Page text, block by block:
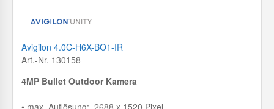
Avigilon 4.0C-H6X-BO1-IR
Art.-Nr. 130158
4MP Bullet Outdoor Kamera
• max. Auflösung: 2688 x 1520 Pixel